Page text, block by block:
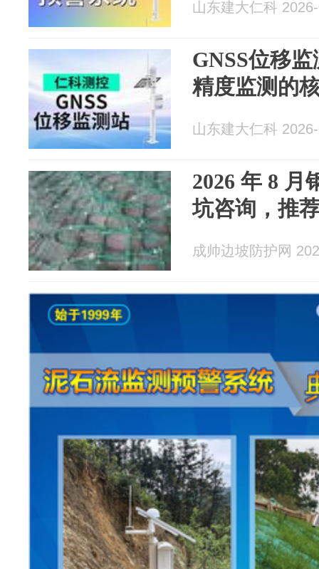
山东建大仁科
GNSS位移
精度监测的
山东建大仁科
2026 年 8 月
坑咨询，推
成帅边坡防护网